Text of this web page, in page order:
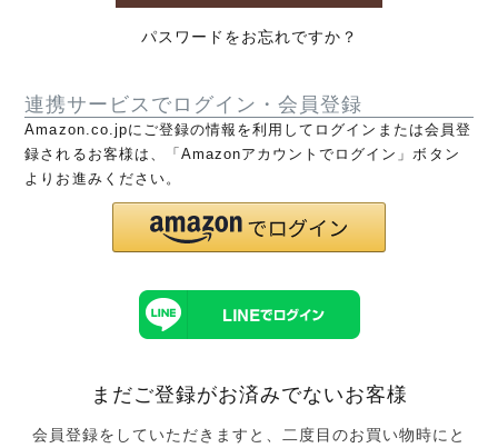
パスワードをお忘れですか？
連携サービスでログイン・会員登録
Amazon.co.jpにご登録の情報を利用してログインまたは会員登
録されるお客様は、「Amazonアカウントでログイン」ボタン
よりお進みください。
まだご登録がお済みでないお客様
会員登録をしていただきますと、二度目のお買い物時にと